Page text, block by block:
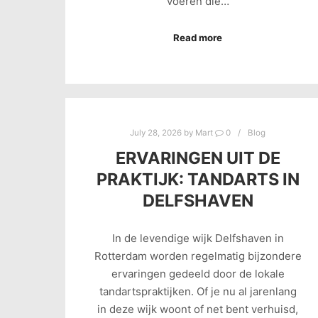
Read more
July 28, 2026 by Mart 0 Blog
ERVARINGEN UIT DE
PRAKTIJK: TANDARTS IN
DELFSHAVEN
In de levendige wijk Delfshaven in
Rotterdam worden regelmatig bijzondere
ervaringen gedeeld door de lokale
tandartspraktijken. Of je nu al jarenlang
in deze wijk woont of net bent verhuisd,